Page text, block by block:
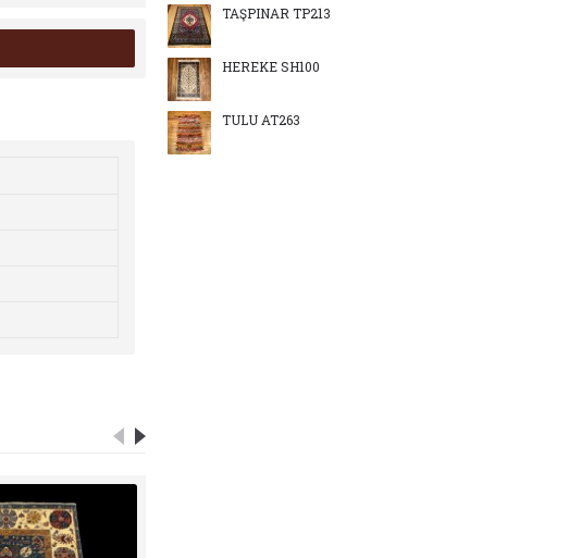
TAŞPINAR TP213
HEREKE SH100
TÜLÜ AT263